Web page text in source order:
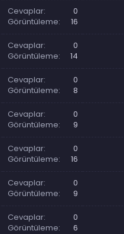
Cevaplar
0
Görüntüleme
16
Cevaplar
0
Görüntüleme
14
Cevaplar
0
Görüntüleme
8
Cevaplar
0
Görüntüleme
9
Cevaplar
0
Görüntüleme
16
Cevaplar
0
Görüntüleme
9
Cevaplar
0
Görüntüleme
6